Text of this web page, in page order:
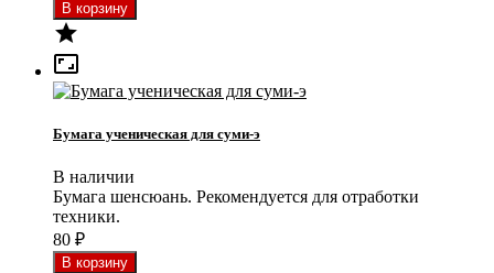


Бумага ученическая для суми-э
В наличии
Бумага шенсюань. Рекомендуется для отработки
техники.
80 ₽